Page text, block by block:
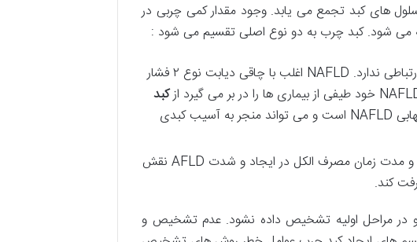
های کبد تجمع می یابد. وجود مقدار کمی چربی در
این نوع شایع ترین نوع کبد چرب است و با مصرف الکل ارتباطی ندارد. NAFLD اغلب با چاقی دیابت نوع ۲ فشار
کبد
که نوع پیشرفته تر و التهابی NAFLD است و می تواند منجر به آسیب کبدی
این نوع کبد چرب ناشی از مصرف بیش از حد الکل است. میزان و مدت زمان مصرف الکل در ایجاد و شدت AFLD نقش
و در مراحل اولیه تشخیص داده نشود. عدم تشخیص و